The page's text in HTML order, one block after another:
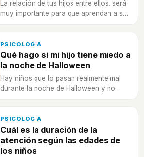
La relación de tus hijos entre ellos, será
muy importante para que aprendan a ser
PSICOLOGIA
Qué hago si mi hijo tiene miedo a
la noche de Halloween
Hay niños que lo pasan realmente mal
durante la noche de Halloween y no
PSICOLOGIA
Cuál es la duración de la
atención según las edades de
los niños